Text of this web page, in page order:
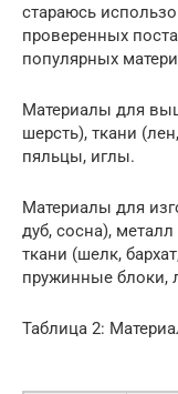
стараюсь
проверенных
популярных
Материалы для
шерсть), ткани
пяльцы, иглы.
Материалы для
дуб, сосна),
ткани (шелк,
пружинные блоки,
Таблица 2: